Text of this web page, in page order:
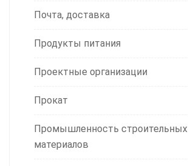
Почта, доставка
Продукты питания
Проектные организации
Прокат
Промышленность строительных
материалов